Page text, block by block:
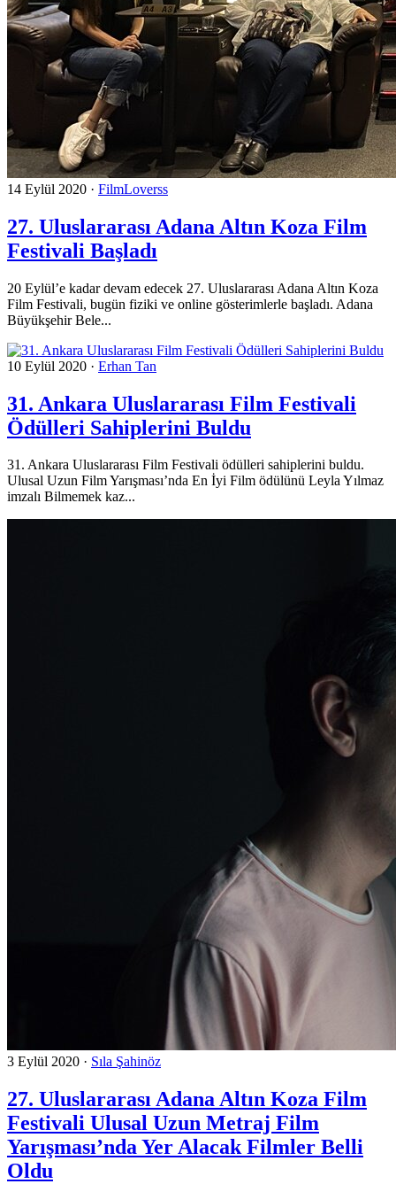
14 Eylül 2020 · FilmLoverss
27. Uluslararası Adana Altın Koza Film
Festivali Başladı
20 Eylül’e kadar devam edecek 27. Uluslararası Adana Altın Koza
Film Festivali, bugün fiziki ve online gösterimlerle başladı. Adana
Büyükşehir Bele...
10 Eylül 2020 · Erhan Tan
31. Ankara Uluslararası Film Festivali
Ödülleri Sahiplerini Buldu
31. Ankara Uluslararası Film Festivali ödülleri sahiplerini buldu.
Ulusal Uzun Film Yarışması’nda En İyi Film ödülünü Leyla Yılmaz
imzalı Bilmemek kaz...
3 Eylül 2020 · Sıla Şahinöz
27. Uluslararası Adana Altın Koza Film
Festivali Ulusal Uzun Metraj Film
Yarışması’nda Yer Alacak Filmler Belli
Oldu